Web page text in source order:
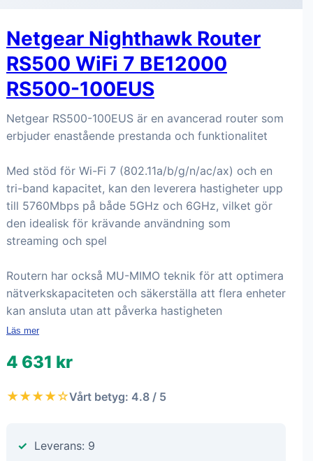
Netgear Nighthawk Router
RS500 WiFi 7 BE12000
RS500-100EUS
Netgear RS500-100EUS är en avancerad router som
erbjuder enastående prestanda och funktionalitet
Med stöd för Wi-Fi 7 (802.11a/b/g/n/ac/ax) och en
tri-band kapacitet, kan den leverera hastigheter upp
till 5760Mbps på både 5GHz och 6GHz, vilket gör
den idealisk för krävande användning som
streaming och spel
Routern har också MU-MIMO teknik för att optimera
nätverkskapaciteten och säkerställa att flera enheter
kan ansluta utan att påverka hastigheten
Läs mer
4 631 kr
★★★★☆Vårt betyg: 4.8 / 5
Leverans: 9